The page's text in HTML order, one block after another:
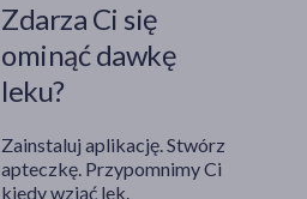
Zdarza Ci się
ominąć dawkę
leku?
Zainstaluj aplikację. Stwórz
apteczkę. Przypomnimy Ci
kiedy wziąć lek.